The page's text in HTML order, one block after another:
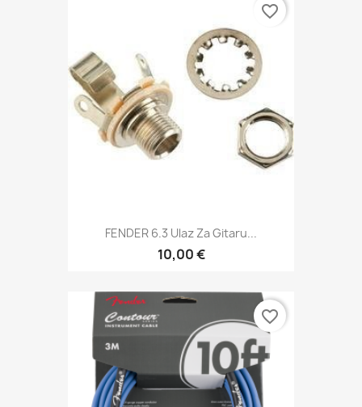
FENDER 6.3 Ulaz Za Gitaru...
10,00 €
favorite_border
favorite_border